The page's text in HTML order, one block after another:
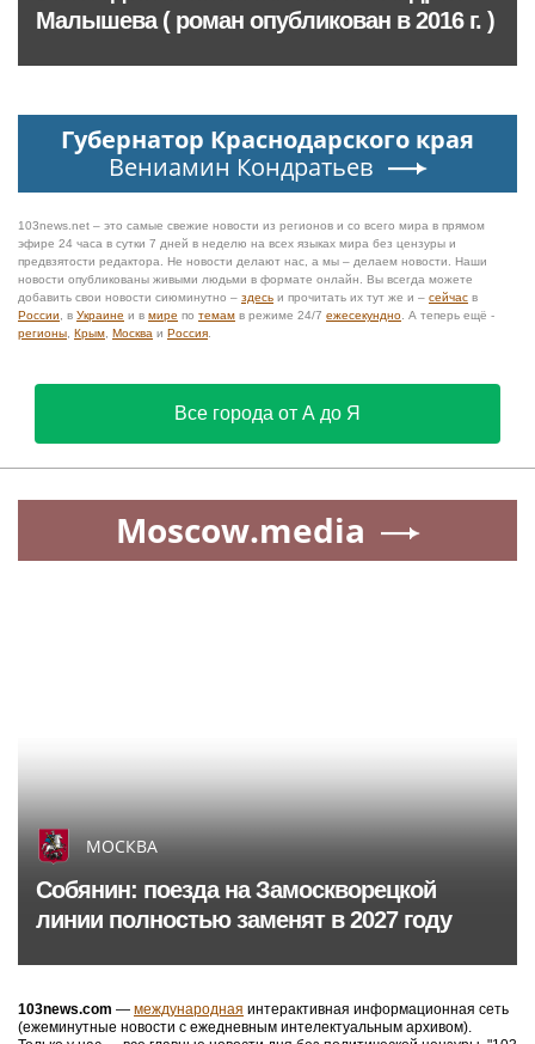
Малышева ( роман опубликован в 2016 г. )
Губернатор Краснодарского края
Вениамин Кондратьев
103news.net – это самые свежие новости из регионов и со всего мира в прямом
эфире 24 часа в сутки 7 дней в неделю на всех языках мира без цензуры и
предвзятости редактора. Не новости делают нас, а мы – делаем новости. Наши
новости опубликованы живыми людьми в формате онлайн. Вы всегда можете
добавить свои новости сиюминутно – здесь и прочитать их тут же и – сейчас в
России , в Украине и в мире по темам в режиме 24/7 ежесекундно . А теперь ещё -
регионы Крым Москва и Россия
Все города от А до Я
Moscow.media
МОСКВА
Собянин: поезда на Замоскворецкой
линии полностью заменят в 2027 году
103news.com — международная интерактивная информационная сеть
(ежеминутные новости с ежедневным интелектуальным архивом).